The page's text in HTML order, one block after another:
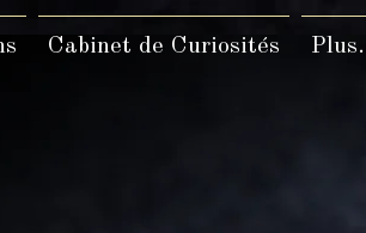
Cabinet de Curiosités